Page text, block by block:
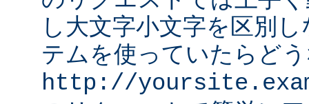
し大文字小文字を区別
テムを使っていたらど
http://